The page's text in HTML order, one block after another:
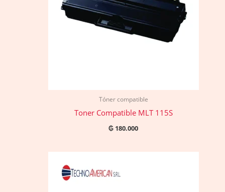
Tóner compatible
Toner Compatible MLT 115S
₲ 180.000